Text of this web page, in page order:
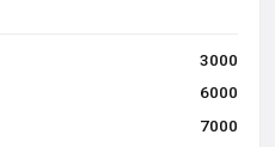
3000
6000
7000